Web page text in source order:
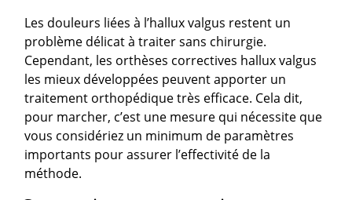
Les douleurs liées à l’hallux valgus restent un
problème délicat à traiter sans chirurgie.
Cependant, les orthèses correctives hallux valgus
les mieux développées peuvent apporter un
traitement orthopédique très efficace. Cela dit,
pour marcher, c’est une mesure qui nécessite que
vous considériez un minimum de paramètres
importants pour assurer l’effectivité de la
méthode.